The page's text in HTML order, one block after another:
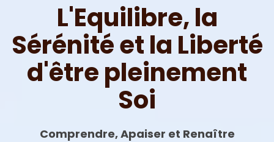
L'Equilibre, la
Sérénité et la Liberté
d'être pleinement
Soi
Comprendre, Apaiser et Renaître